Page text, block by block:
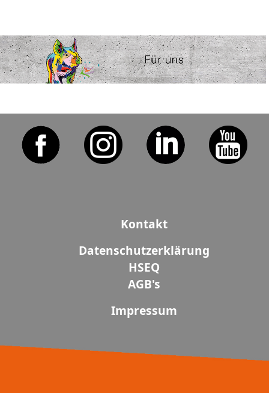
Kontakt
Datenschutzerklärung
HSEQ
AGB's
Impressum